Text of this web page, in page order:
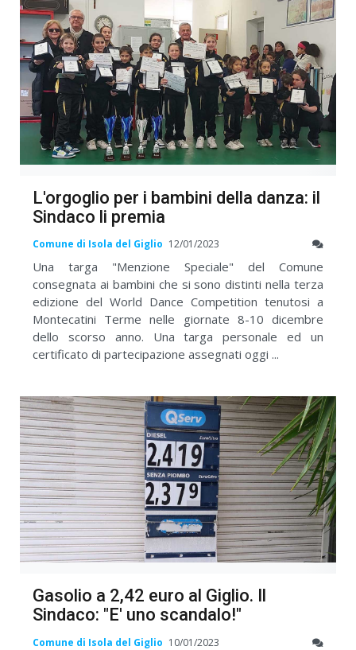
L'orgoglio per i bambini della danza: il
Sindaco li premia
Comune di Isola del Giglio 12/01/2023
Una targa "Menzione Speciale" del Comune
consegnata ai bambini che si sono distinti nella terza
edizione del World Dance Competition tenutosi a
Montecatini Terme nelle giornate 8-10 dicembre
dello scorso anno. Una targa personale ed un
certificato di partecipazione assegnati oggi ...
Gasolio a 2,42 euro al Giglio. Il
Sindaco: "E' uno scandalo!"
Comune di Isola del Giglio 10/01/2023